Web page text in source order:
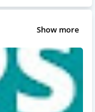
Show more